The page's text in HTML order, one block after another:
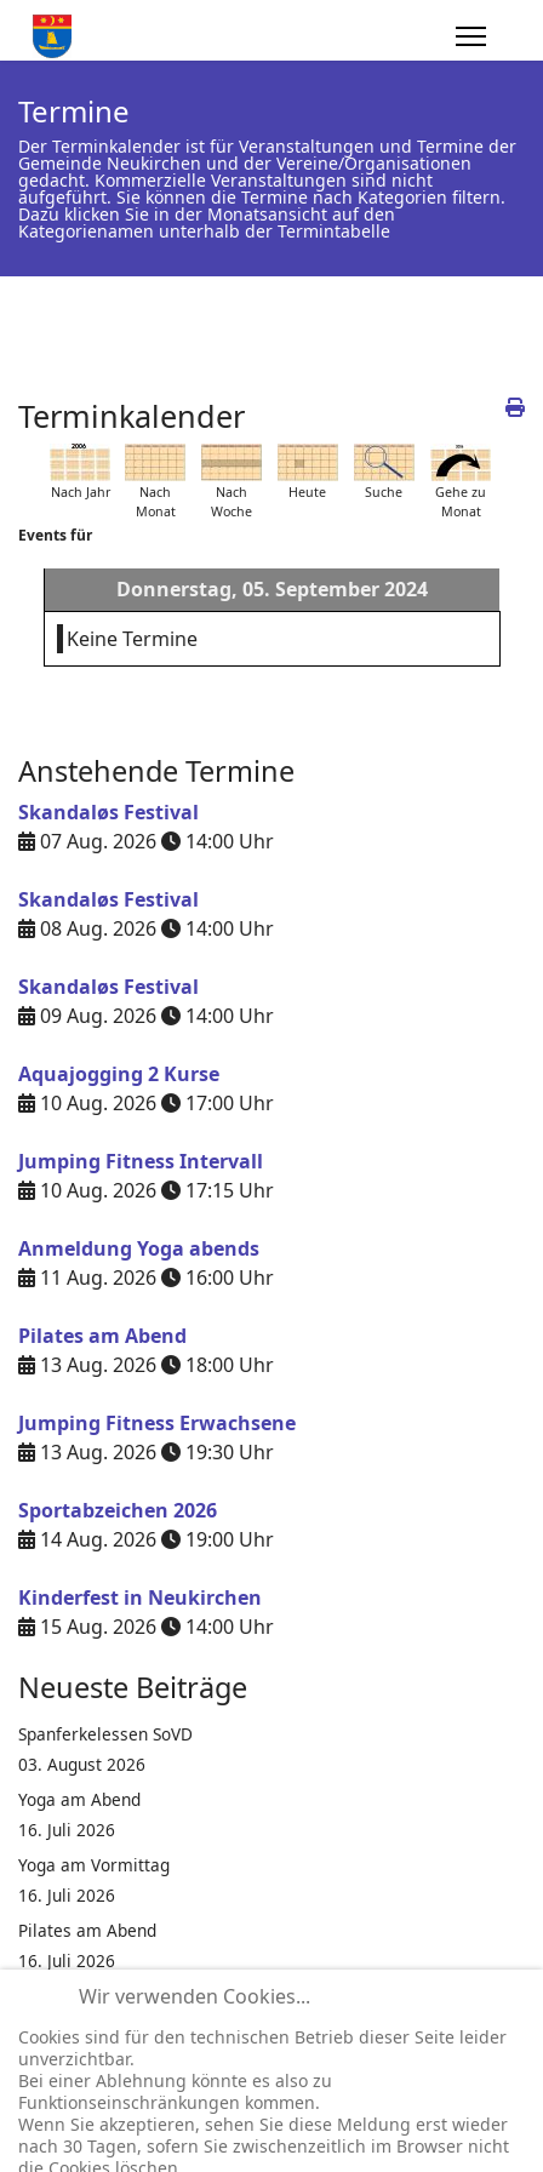
Termine
Der Terminkalender ist für Veranstaltungen und Termine der
Gemeinde Neukirchen und der Vereine/Organisationen
gedacht. Kommerzielle Veranstaltungen sind nicht
aufgeführt. Sie können die Termine nach Kategorien filtern.
Dazu klicken Sie in der Monatsansicht auf den
Kategorienamen unterhalb der Termintabelle
Terminkalender
Nach Jahr
Nach
Monat
Nach
Woche
Heute Suche
Gehe zu
Monat
Events für
Donnerstag, 05. September 2024
Keine Termine
Anstehende Termine
Skandaløs Festival
07 Aug. 2026
14:00 Uhr
Skandaløs Festival
08 Aug. 2026
14:00 Uhr
Skandaløs Festival
09 Aug. 2026
14:00 Uhr
Aquajogging 2 Kurse
10 Aug. 2026
17:00 Uhr
Jumping Fitness Intervall
10 Aug. 2026
17:15 Uhr
Anmeldung Yoga abends
11 Aug. 2026
16:00 Uhr
Pilates am Abend
13 Aug. 2026
18:00 Uhr
Jumping Fitness Erwachsene
13 Aug. 2026
19:30 Uhr
Sportabzeichen 2026
14 Aug. 2026
19:00 Uhr
Kinderfest in Neukirchen
15 Aug. 2026
14:00 Uhr
Neueste Beiträge
Spanferkelessen SoVD
03. August 2026
Yoga am Abend
16. Juli 2026
Yoga am Vormittag
16. Juli 2026
Pilates am Abend
16. Juli 2026
Jumping Fitness Intervall
16. Juli 2026
Jumping Fitness Erwachsene
16. Juli 2026
Kinderfest in Neukirchen
16. Juli 2026
Wir verwenden Cookies...
Cookies sind für den technischen Betrieb dieser Seite leider
unverzichtbar.
Bei einer Ablehnung könnte es also zu
Funktionseinschränkungen kommen.
Wenn Sie akzeptieren, sehen Sie diese Meldung erst wieder
nach 30 Tagen, sofern Sie zwischenzeitlich im Browser nicht